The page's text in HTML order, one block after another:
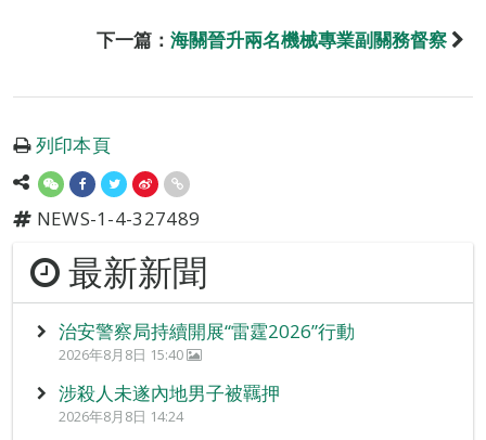
下一篇： 海關晉升兩名機械專業副關務督察
列印本頁
NEWS-1-4-327489
最新新聞
治安警察局持續開展“雷霆2026”行動
2026年8月8日 15:40
涉殺人未遂內地男子被羈押
2026年8月8日 14:24